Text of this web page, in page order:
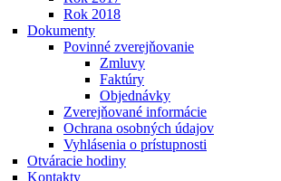
Rok 2018
Dokumenty
Povinné zverejňovanie
Zmluvy
Faktúry
Objednávky
Zverejňované informácie
Ochrana osobných údajov
Vyhlásenia o prístupnosti
Otváracie hodiny
Kontakty